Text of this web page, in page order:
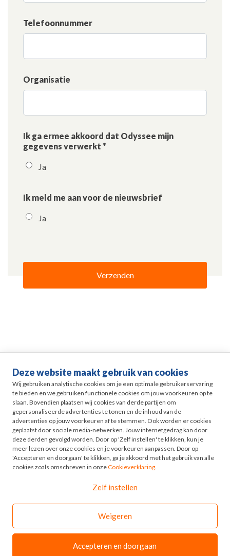
Deze website maakt gebruik van cookies
Wij gebruiken analytische cookies om je een optimale gebruikerservaring
te bieden en we gebruiken functionele cookies om jouw voorkeuren op te
slaan. Bovendien plaatsen wij cookies van derde partijen om
gepersonaliseerde advertenties te tonen en de inhoud van de
advertenties op jouw voorkeuren af te stemmen. Ook worden er cookies
geplaatst door sociale media-netwerken. Jouw internetgedrag kan door
deze derden gevolgd worden. Door op 'Zelf instellen' te klikken, kun je
meer lezen over onze cookies en je voorkeuren aanpassen. Door op
'Accepteren en doorgaan' te klikken, ga je akkoord met het gebruik van alle
cookies zoals omschreven in onzeCookieverklaring.
Zelf instellen
Weigeren
Accepteren en doorgaan
Telefoonnummer
Organisatie
Ik ga ermee akkoord dat Odyssee mijn
gegevens verwerkt *
Ja
Ik meld me aan voor de nieuwsbrief
Ja
Verzenden
Life events
Pensioen in Zicht
HR
Odyssee
© 2026 - Odyssee Groep